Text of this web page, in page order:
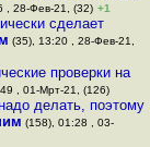
, 28-Фев-21, (32) +1
сделает
(35), 13:20 , 28-Фев-21,
проверки на
, 01-Мрт-21, (126)
делать, поэтому
(158), 01:28 , 03-